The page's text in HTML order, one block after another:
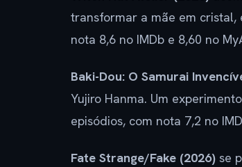
transformar a mãe em cristal,
nota 8,6 no IMDb e 8,60 no
Baki-Dou: O Samurai
Yujiro Hanma. Um
episódios, com nota 7,2 no
Fate Strange/Fake (2026) se